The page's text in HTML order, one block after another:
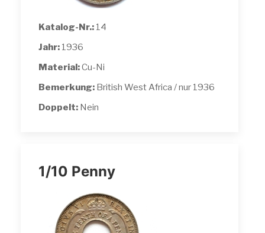
Katalog-Nr.: 14
Jahr: 1936
Material:Cu-Ni
Bemerkung: British West Africa / nur 1936
Doppelt: Nein
1/10 Penny